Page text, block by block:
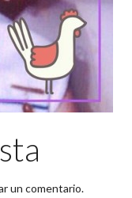
un comentario.